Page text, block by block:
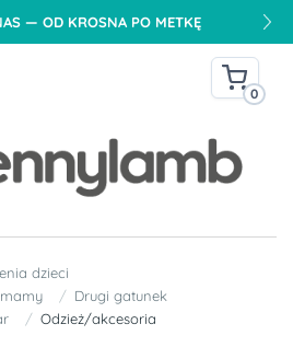
— OD KROSNA PO METKĘ
0
dzieci
Drugi gatunek
Odzież/akcesoria